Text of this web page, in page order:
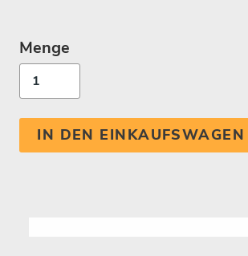
Menge
IN DEN EINKAUFSWAGEN